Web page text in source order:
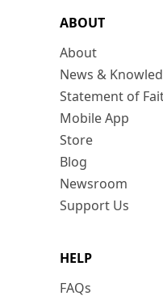
ABOUT
About
News &
Statement of
Mobile App
Store
Blog
Newsroom
Support Us
HELP
FAQs